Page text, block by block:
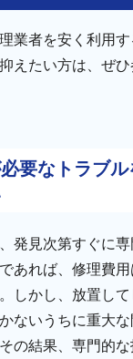
業者を安く利用
えたい方は、ぜ
要なトラブ
発見次第すぐに
あれば、修理費
しかし、放置し
ないうちに重大
の結果、専門的